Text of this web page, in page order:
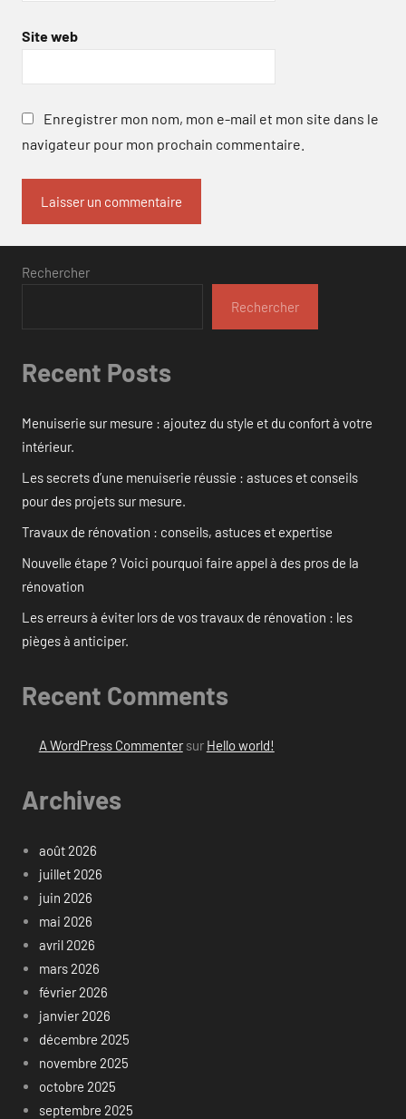
Site web
Enregistrer mon nom, mon e-mail et mon site dans le
navigateur pour mon prochain commentaire.
Rechercher
Rechercher
Recent Posts
Menuiserie sur mesure : ajoutez du style et du confort à votre
intérieur.
Les secrets d’une menuiserie réussie : astuces et conseils
pour des projets sur mesure.
Travaux de rénovation : conseils, astuces et expertise
Nouvelle étape ? Voici pourquoi faire appel à des pros de la
rénovation
Les erreurs à éviter lors de vos travaux de rénovation : les
pièges à anticiper.
Recent Comments
A WordPress Commentersur Hello world!
Archives
août 2026
juillet 2026
juin 2026
mai 2026
avril 2026
mars 2026
février 2026
janvier 2026
décembre 2025
novembre 2025
octobre 2025
septembre 2025